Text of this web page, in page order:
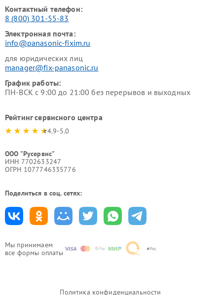
Мы принимаем
все формы оплаты
Контактный телефон:
8 (800) 301-55-83
Электронная почта:
info@panasonic-fixim.ru
для юридических лиц
manager@fix-panasonic.ru
График работы:
ПН-ВСК с 9:00 до 21:00 без перерывов и выходных
Рейтинг сервисного центра
4.9-5.0
ООО "Русервис"
ИНН 7702633247
ОГРН 1077746335776
Поделиться в соц. сетях:
Политика конфиденциальности